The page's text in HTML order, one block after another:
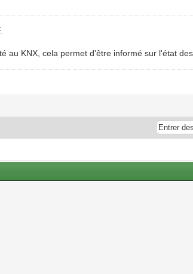
au KNX, cela permet d'être informé sur l'état